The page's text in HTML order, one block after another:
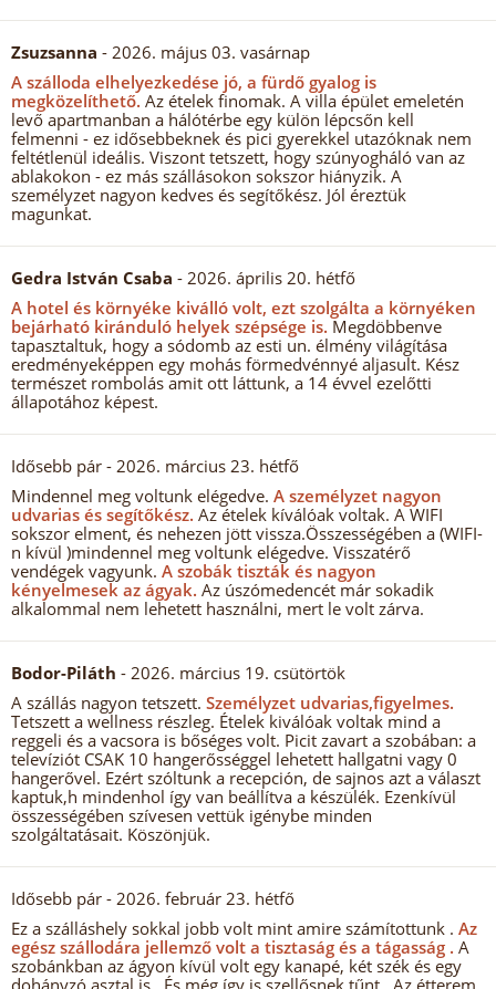
Zsuzsanna - 2026. május 03. vasárnap
A szálloda elhelyezkedése jó, a fürdő gyalog is
megközelíthető. Az ételek finomak. A villa épület emeletén
levő apartmanban a hálótérbe egy külön lépcsőn kell
felmenni - ez idősebbeknek és pici gyerekkel utazóknak nem
feltétlenül ideális. Viszont tetszett, hogy szúnyogháló van az
ablakokon - ez más szállásokon sokszor hiányzik. A
személyzet nagyon kedves és segítőkész. Jól éreztük
magunkat.
Gedra István Csaba - 2026. április 20. hétfő
A hotel és környéke kiválló volt, ezt szolgálta a környéken
bejárható kiránduló helyek szépsége is. Megdöbbenve
tapasztaltuk, hogy a sódomb az esti un. élmény világítása
eredményeképpen egy mohás förmedvénnyé aljasult. Kész
természet rombolás amit ott láttunk, a 14 évvel ezelőtti
állapotához képest.
Idősebb pár - 2026. március 23. hétfő
Mindennel meg voltunk elégedve. A személyzet nagyon
udvarias és segítőkész. Az ételek kíválóak voltak. A WIFI
sokszor elment, és nehezen jött vissza.Összességében a (WIFI-
n kívül )mindennel meg voltunk elégedve. Visszatérő
vendégek vagyunk. A szobák tiszták és nagyon
kényelmesek az ágyak. Az úszómedencét már sokadik
alkalommal nem lehetett használni, mert le volt zárva.
Bodor-Piláth - 2026. március 19. csütörtök
A szállás nagyon tetszett. Személyzet udvarias,figyelmes.
Tetszett a wellness részleg. Ételek kiválóak voltak mind a
reggeli és a vacsora is bőséges volt. Picit zavart a szobában: a
televíziót CSAK 10 hangerősséggel lehetett hallgatni vagy 0
hangerővel. Ezért szóltunk a recepción, de sajnos azt a választ
kaptuk,h mindenhol így van beállítva a készülék. Ezenkívül
összességében szívesen vettük igénybe minden
szolgáltatásait. Köszönjük.
Idősebb pár - 2026. február 23. hétfő
Ez a szálláshely sokkal jobb volt mint amire számítottunk . Az
egész szállodára jellemző volt a tisztaság és a tágasság . A
szobánkban az ágyon kívül volt egy kanapé, két szék és egy
dohányzó asztal is . És még így is szellősnek tűnt . Az étterem